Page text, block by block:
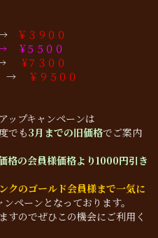
→ ￥３９００
¥５５００
→
¥７３００
→ ￥９５００
ップキャンペーンは
でも3月までの旧価格でご案内
格の会員様価格より1000円引き
クのゴールド会員様まで一気に
ペーンとなっております。
すのでぜひこの機会にご利用く